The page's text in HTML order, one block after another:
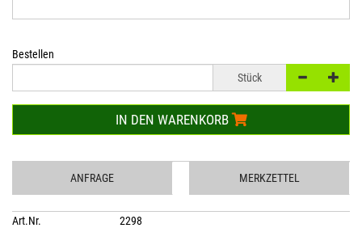
Bestellen
Stück
IN DEN WARENKORB
ANFRAGE MERKZETTEL
Art.Nr.
2298